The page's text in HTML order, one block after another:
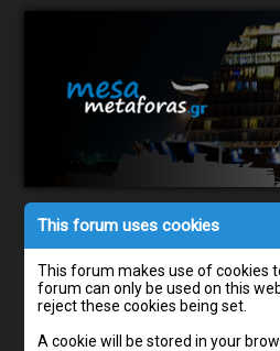
This forum uses cookies
This forum makes use of cookies
forum can only be used on this
reject these cookies being set.
A cookie will be stored in your